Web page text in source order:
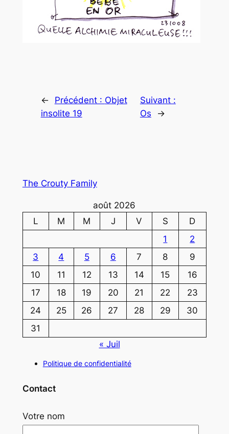
← Précédent : Objet
insolite 19
Suivant :
Os
→
The Crouty Family
août 2026
L
M M J V S
D
1
2
3
4 5 6 7 8
9
10
11 12 13 14 15
16
17
18 19 20 21 22
23
24
25 26 27 28 29
30
31
« Juil
Politique de confidentialité
Contact
Votre nom